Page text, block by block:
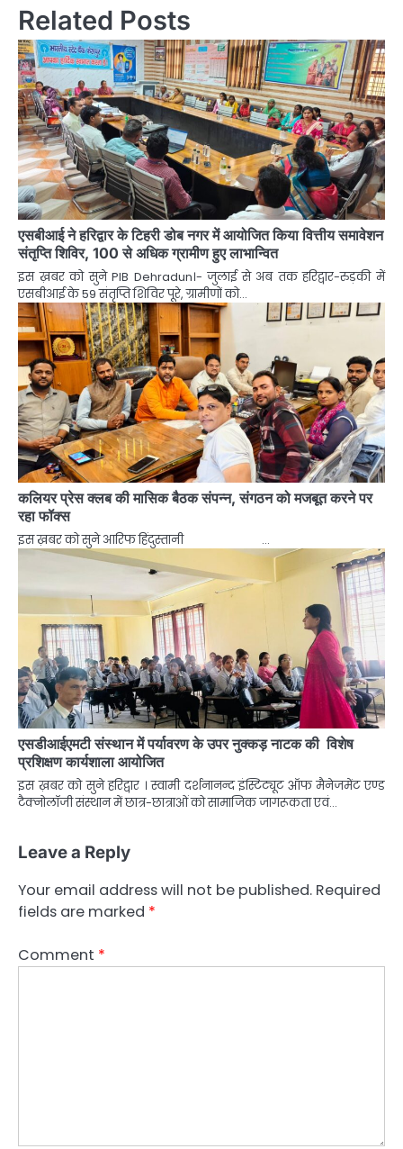
Related Posts
एसबीआई ने हरिद्वार के टिहरी डोब नगर में आयोजित किया वित्तीय समावेशन
संतृप्ति शिविर, 100 से अधिक ग्रामीण हुए लाभान्वित
इस ख़बर को सुने PIB Dehradun।- जुलाई से अब तक हरिद्वार-रुड़की में
एसबीआई के 59 संतृप्ति शिविर पूरे, ग्रामीणों को…
कलियर प्रेस क्लब की मासिक बैठक संपन्न, संगठन को मजबूत करने पर
रहा फॉक्स
इस ख़बर को सुने आरिफ हिंदुस्तानी …
एसडीआईएमटी संस्थान में पर्यावरण के उपर नुक्कड़ नाटक की विशेष
प्रशिक्षण कार्यशाला आयोजित
इस ख़बर को सुने हरिद्वार । स्वामी दर्शनानन्द इंस्टिट्यूट ऑफ मैनेजमेंट एण्ड
टैक्नोलॉजी संस्थान में छात्र-छात्राओं को सामाजिक जागरूकता एवं…
Leave a Reply
Your email address will not be published. Required
fields are marked *
Comment *